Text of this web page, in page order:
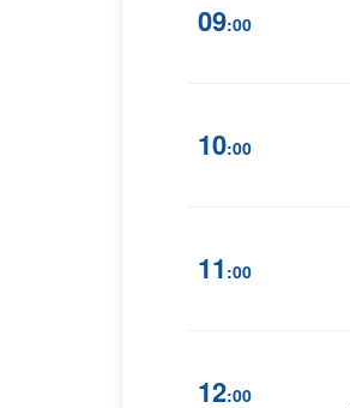
09:00
10:00
11 :00
12:00